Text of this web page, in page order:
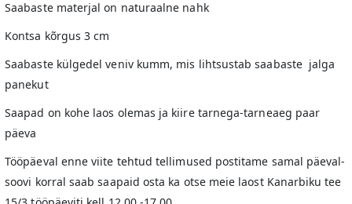
Saabaste materjal on naturaalne nahk
Kontsa kõrgus 3 cm
Saabaste külgedel veniv kumm, mis lihtsustab saabaste jalga
panekut
Saapad on kohe laos olemas ja kiire tarnega-tarneaeg paar
päeva
Tööpäeval enne viite tehtud tellimused postitame samal päeval-
soovi korral saab saapaid osta ka otse meie laost Kanarbiku tee